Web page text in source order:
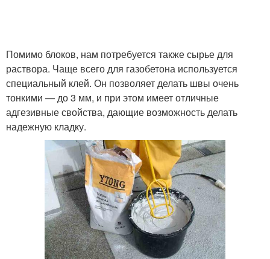
Помимо блоков, нам потребуется также сырье для
раствора. Чаще всего для газобетона используется
специальный клей. Он позволяет делать швы очень
тонкими — до 3 мм, и при этом имеет отличные
адгезивные свойства, дающие возможность делать
надежную кладку.